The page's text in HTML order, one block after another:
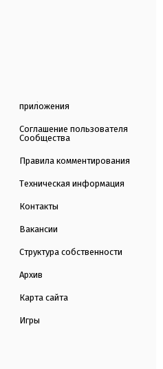
приложения
Соглашение пользователя
Сообщества
Правила комментирования
Техническая информация
Контакты
Вакансии
Структура собственности
Архив
Карта сайта
Игры